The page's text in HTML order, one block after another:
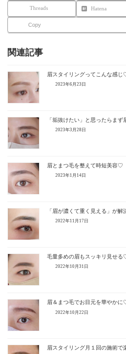
Threads Hatena
Copy
関連記事
眉スタイリングってこんな感じ
2023年6月23日
「垢抜けたい」と思ったらまず
2023年3月28日
眉とまつ毛を整えて時短美容♡
2023年1月14日
「眉が濃くて重く見える」が解
2022年11月17日
毛量多めの眉もスッキリ見せる
2022年10月31日
眉＆まつ毛でお目元を華やかに
2022年10月22日
眉スタイリング月１回の施術で